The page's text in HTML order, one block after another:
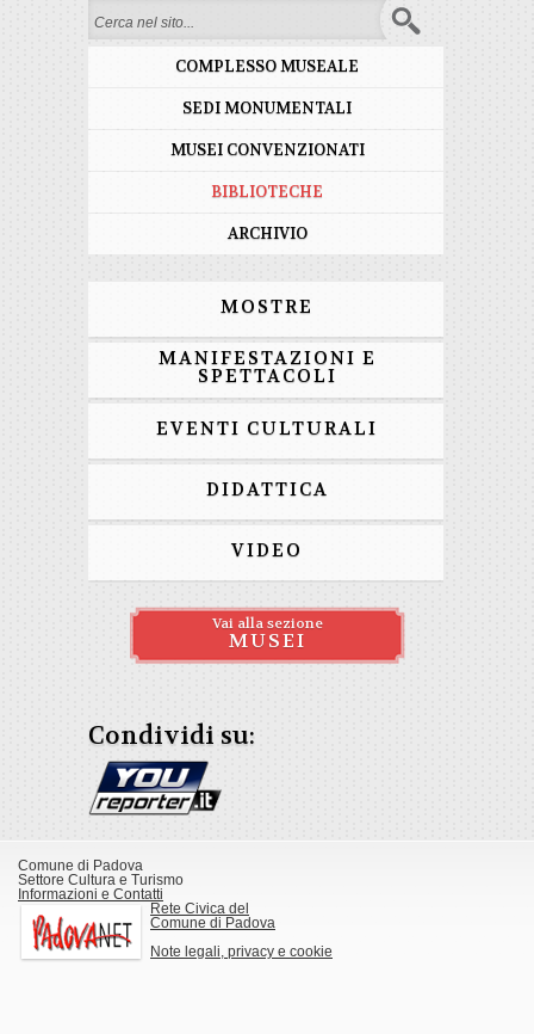
Search form
COMPLESSO MUSEALE
SEDI MONUMENTALI
MUSEI CONVENZIONATI
BIBLIOTECHE
ARCHIVIO
MOSTRE
MANIFESTAZIONI E
SPETTACOLI
EVENTI CULTURALI
DIDATTICA
VIDEO
Vai alla sezione
MUSEI
Condividi su:
Comune di Padova
Settore Cultura e Turismo
Informazioni e Contatti
Rete Civica del
Comune di Padova
Note legali, privacy e cookie